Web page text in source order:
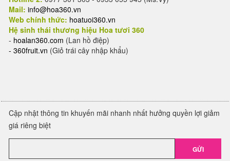
Mail: info@hoa360.vn
Web chính thức: hoatuoi360.vn
Hệ sinh thái thương hiệu Hoa tươi 360
- hoalan360.com (Lan hồ điệp)
- 360fruit.vn (Giỏ trái cây nhập khẩu)
Cập nhật thông tin khuyến mãi nhanh nhất hưởng quyền lợi giảm
giá riêng biệt
GỬI